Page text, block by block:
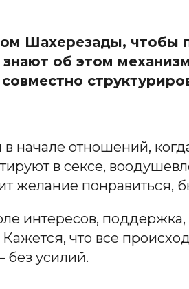
Шахерезады, чтобы
об этом
в начале отношений,
в сексе,
желание понравиться,
интересов,
Кажется, что все
без усилий.